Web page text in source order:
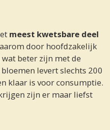
meest kwetsbare deel
door hoofdzakelijk
beter zijn met de
levert slechts 200
klaar is voor consumptie.
zijn er maar liefst